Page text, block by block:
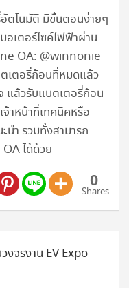
ตโนมัติ มีขั้นตอนง่ายๆ
เตอร์ไซค์ไฟฟ้าผ่าน
OA: @winnonie
เตอรี่ก้อนที่หมดแล้ว
แล้วรับแบตเตอรี่ก้อน
จ้าหน้าที่เทคนิคหรือ
นำ รวมทั้งสามารถ
ได้ด้วย
0
Shares
งจรงาน EV Expo